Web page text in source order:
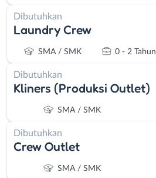
Dibutuhkan
Laundry Crew
SMA / SMK 0 - 2 Tahun
Dibutuhkan
Kliners (Produksi Outlet)
SMA / SMK
Dibutuhkan
Crew Outlet
SMA / SMK